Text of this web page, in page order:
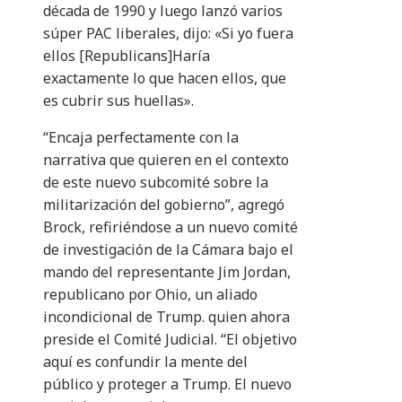
década de 1990 y luego lanzó varios
súper PAC liberales, dijo: «Si yo fuera
ellos [Republicans]Haría
exactamente lo que hacen ellos, que
es cubrir sus huellas».
“Encaja perfectamente con la
narrativa que quieren en el contexto
de este nuevo subcomité sobre la
militarización del gobierno”, agregó
Brock, refiriéndose a un nuevo comité
de investigación de la Cámara bajo el
mando del representante Jim Jordan,
republicano por Ohio, un aliado
incondicional de Trump. quien ahora
preside el Comité Judicial. “El objetivo
aquí es confundir la mente del
público y proteger a Trump. El nuevo